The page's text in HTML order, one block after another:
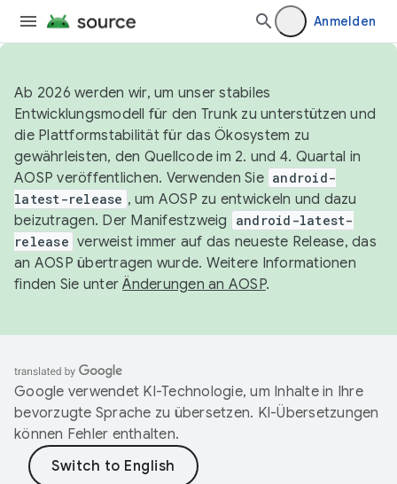
Anmelden
Ab 2026 werden wir, um unser stabiles
Entwicklungsmodell für den Trunk zu unterstützen und
die Plattformstabilität für das Ökosystem zu
gewährleisten, den Quellcode im 2. und 4. Quartal in
AOSP veröffentlichen. Verwenden Sie android-
latest-release , um AOSP zu entwickeln und dazu
beizutragen. Der Manifestzweig
android-latest-
release verweist immer auf das neueste Release, das
an AOSP übertragen wurde. Weitere Informationen
finden Sie unterÄnderungen an AOSP.
Google verwendet KI-Technologie, um Inhalte in Ihre
bevorzugte Sprache zu übersetzen. KI-Übersetzungen
können Fehler enthalten.